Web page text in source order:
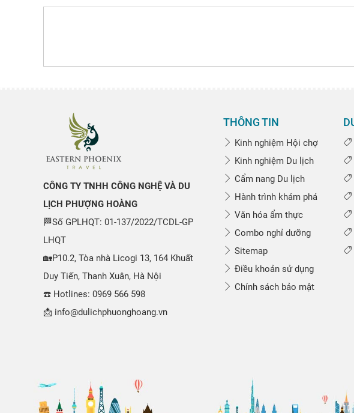
CÔNG TY TNHH CÔNG NGHỆ VÀ DU
LỊCH PHƯỢNG HOÀNG
🏁Số GPLHQT: 01-137/2022/TCDL-GP
LHQT
🏡P10.2, Tòa nhà Licogi 13, 164 Khuất
Duy Tiến, Thanh Xuân, Hà Nội
☎️ Hotlines: 0969 566 598
📩 info@dulichphuonghoang.vn
THÔNG TIN
Kinh nghiệm Hội chợ
Kinh nghiệm Du lịch
Cẩm nang Du lịch
Hành trình khám phá
Văn hóa ẩm thực
Combo nghỉ dưỡng
Sitemap
Điều khoản sử dụng
Chính sách bảo mật